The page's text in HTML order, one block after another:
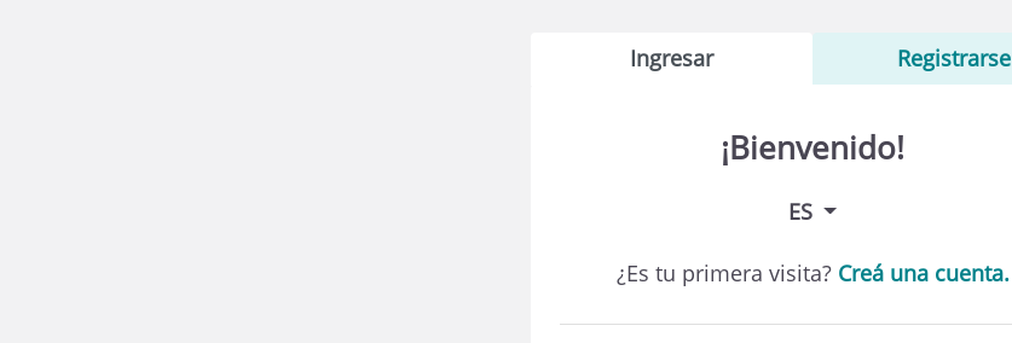
Ingresar Registrarse
¡Bienvenido!
ES
¿Es tu primera visita? Creá una cuenta.